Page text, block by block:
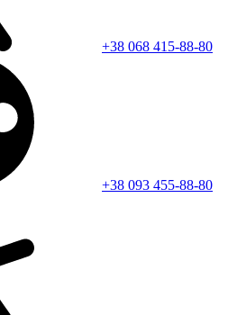
+38 068 415-88-80
+38 093 455-88-80